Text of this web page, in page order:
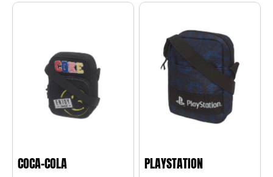
COCA-COLA PLAYSTATION